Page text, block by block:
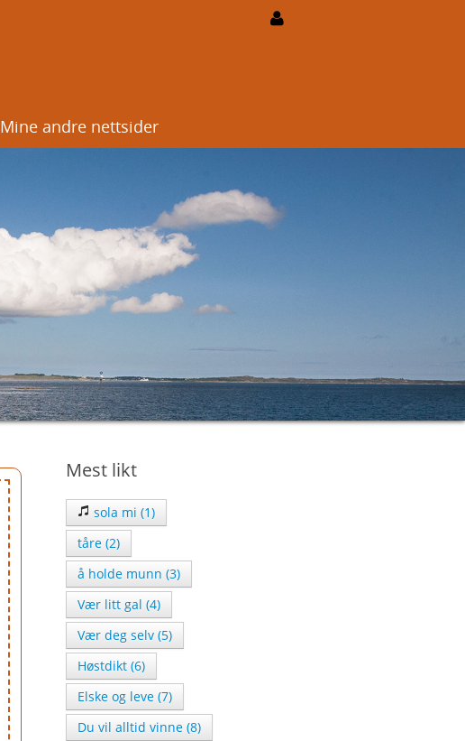
Mine andre nettsider
Mest likt
sola mi (1)
tåre (2)
å holde munn (3)
Vær litt gal (4)
Vær deg selv (5)
Høstdikt (6)
Elske og leve (7)
Du vil alltid vinne (8)